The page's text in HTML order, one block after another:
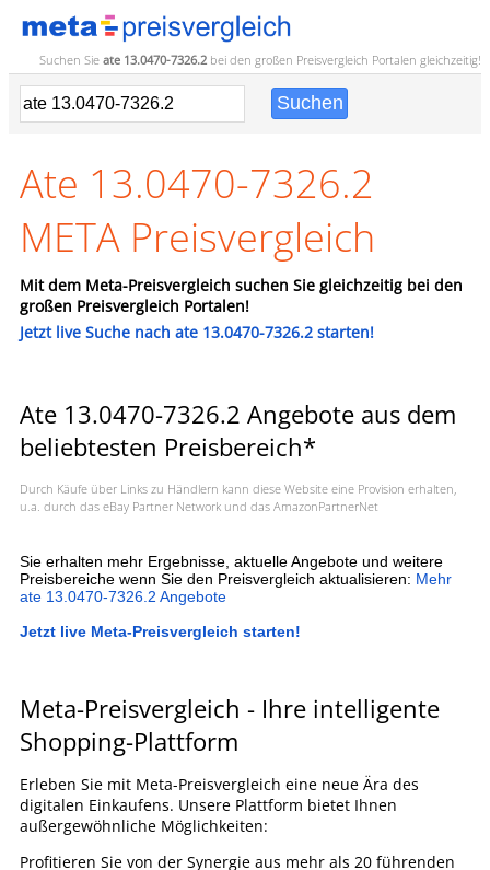
Suchen Sie ate 13.0470-7326.2 bei den großen Preisvergleich Portalen gleichzeitig!
Ate 13.0470-7326.2
META Preisvergleich
Mit dem Meta-Preisvergleich suchen Sie gleichzeitig bei den
großen Preisvergleich Portalen!
Jetzt live Suche nach ate 13.0470-7326.2 starten!
Ate 13.0470-7326.2 Angebote aus dem
beliebtesten Preisbereich*
Durch Käufe über Links zu Händlern kann diese Website eine Provision erhalten,
u.a. durch das eBay Partner Network und das AmazonPartnerNet
Sie erhalten mehr Ergebnisse, aktuelle Angebote und weitere
Preisbereiche wenn Sie den Preisvergleich aktualisieren: Mehr
ate 13.0470-7326.2 Angebote
Jetzt live Meta-Preisvergleich starten!
Meta-Preisvergleich - Ihre intelligente
Shopping-Plattform
Erleben Sie mit Meta-Preisvergleich eine neue Ära des
digitalen Einkaufens. Unsere Plattform bietet Ihnen
außergewöhnliche Möglichkeiten:
Profitieren Sie von der Synergie aus mehr als 20 führenden